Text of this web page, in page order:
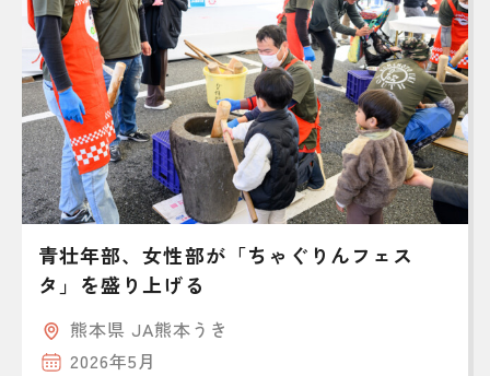
青壮年部、女性部が「ちゃぐりんフェス
タ」を盛り上げる
熊本県 JA熊本うき
2026年5月